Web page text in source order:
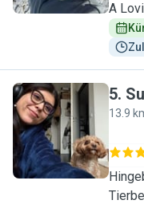
A
S
5.
13.9